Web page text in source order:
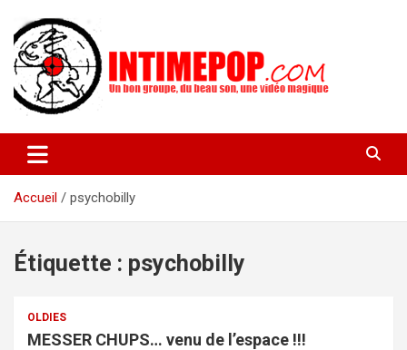
contenu
intimepop.com
actuelles pop rock, post-rock, indé sur Lyon. rock pop concert
lyon
Accueil
psychobilly
Étiquette : psychobilly
OLDIES
MESSER CHUPS… venu de l’espace !!!